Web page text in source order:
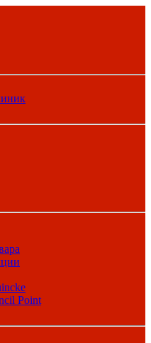
Point